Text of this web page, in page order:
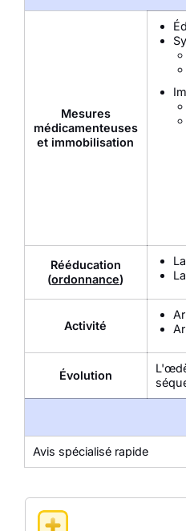
Mesures
médicamenteuses
et immobilisation
Rééducation
(ordonnance)
Activité
Évolution
Avis spécialisé rapide